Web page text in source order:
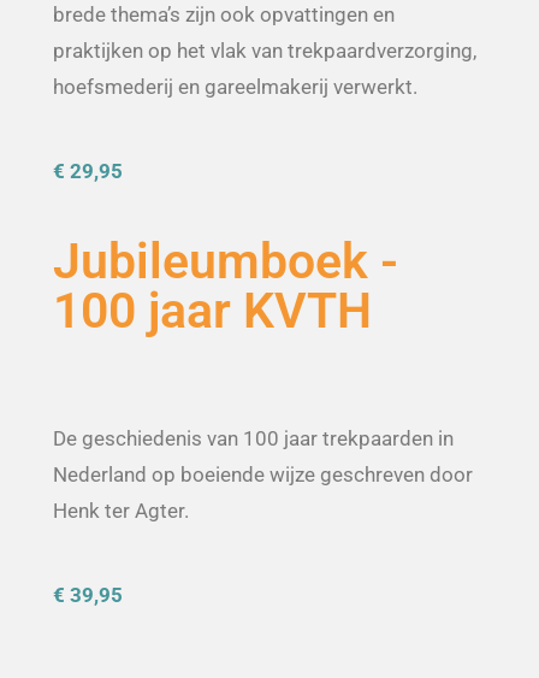
brede thema’s zijn ook opvattingen en
praktijken op het vlak van trekpaardverzorging,
hoefsmederij en gareelmakerij verwerkt.
€ 29,95
Jubileumboek -
100 jaar KVTH
De geschiedenis van 100 jaar trekpaarden in
Nederland op boeiende wijze geschreven door
Henk ter Agter.
€ 39,95